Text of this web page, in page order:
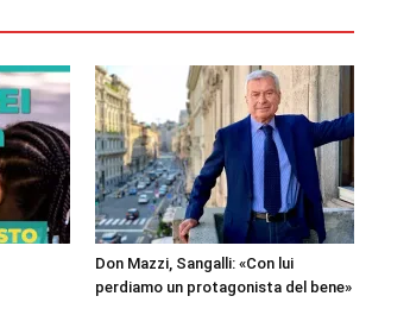
Don Mazzi, Sangalli: «Con lui
perdiamo un protagonista del bene»